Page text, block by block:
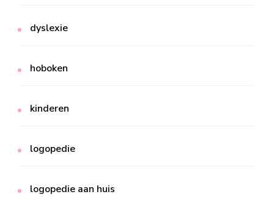
dyslexie
hoboken
kinderen
logopedie
logopedie aan huis